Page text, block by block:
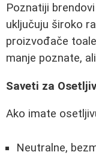
Poznatiji
uključuju široko
proizvođače
manje poznate,
Saveti za
Ako imate
Neutralne,